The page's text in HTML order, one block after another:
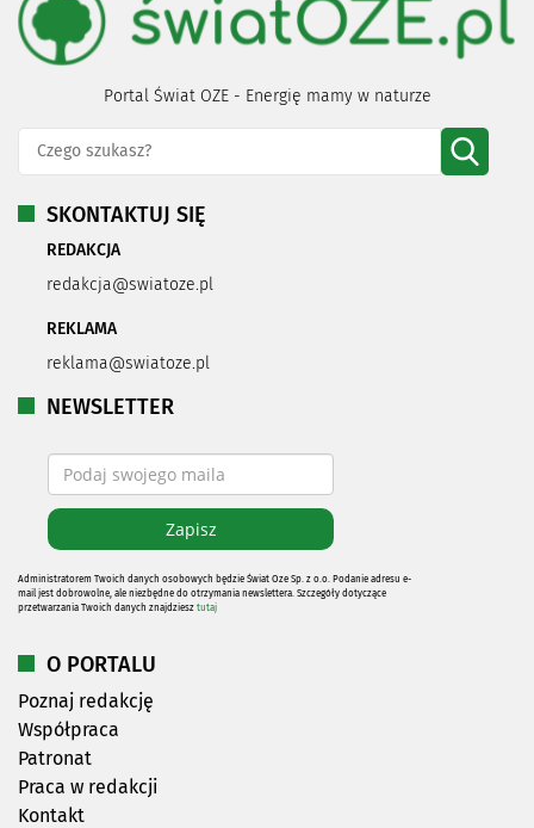
Portal Świat OZE - Energię mamy w naturze
SKONTAKTUJ SIĘ
REDAKCJA
redakcja@swiatoze.pl
REKLAMA
reklama@swiatoze.pl
NEWSLETTER
Administratorem Twoich danych osobowych będzie Świat Oze Sp. z o.o. Podanie adresu e-
mail jest dobrowolne, ale niezbędne do otrzymania newslettera. Szczegóły dotyczące
przetwarzania Twoich danych znajdziesz tutaj
O PORTALU
Poznaj redakcję
Współpraca
Patronat
Praca w redakcji
Kontakt